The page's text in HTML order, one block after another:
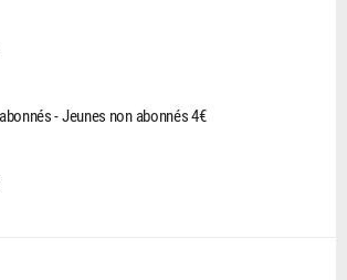
- Jeunes non abonnés 4€